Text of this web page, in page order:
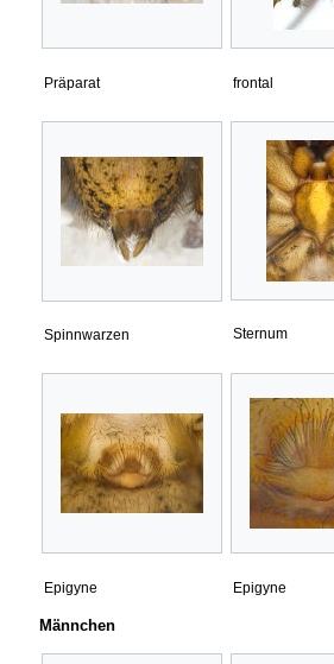
Präparat frontal
Spinnwarzen Sternum
Epigyne Epigyne
Männchen